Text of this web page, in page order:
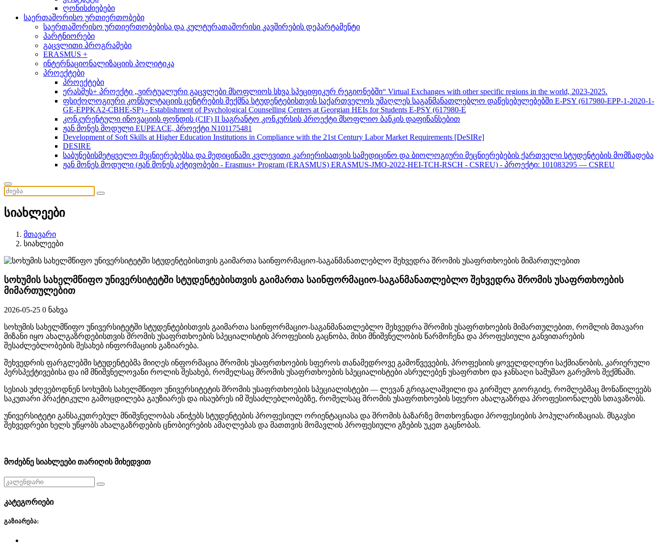
ღონისძიებები
საერთაშორისო ურთიერთობები
საერთაშორისო ურთიერთობებისა და კულტურათაშორისი კავშირების დეპარტამენტი
პარტნიორები
გაცვლითი პროგრამები
ERASMUS +
ინტერნაციონალიზაციის პოლიტიკა
პროექტები
პროექტები
ერასმუს+ პროექტი „ვირტუალური გაცვლები მსოფლიოს სხვა სპეციფიკურ რეგიონებში“ Virtual Exchanges with other specific regions in the world, 2023-2025.
ფსიქოლოგიური კონსულტაციის ცენტრების შექმნა სტუდენტებისთვის საქართველოს უმაღლეს საგანმანათლებლო დაწესებულებებში E-PSY (617980-EPP-1-2020-1-
GE-EPPKA2-CBHE-SP) - Establishment of Psychological Counselling Centers at Georgian HEIs for Students E-PSY (617980-E
კონკურენტული ინოვაციის ფონდის (CIF) II საგრანტო კონკურსის პროექტი მსოფლიო ბანკის დაფინანსებით
ჟან მონეს მოდული EUPEACE, პროექტი N101175481
Development of Soft Skills at Higher Education Institutions in Compliance with the 21st Century Labor Market Requirements [DeSIRe]
DESIRE
საბუნებისმეტყველო მეცნიერებებსა და მედიცინაში კვლევითი კარიერისათვის სამედიცინო და ბიოლოგიური მეცნიერებების ქართველი სტუდენტების მომზადება
ჟან მონეს მოდული (ჟან მონეს აქტივობები - Erasmus+ Program (ERASMUS) ERASMUS-JMO-2022-HEI-TCH-RSCH - CSREU) - პროექტი: 101083295 — CSREU
სიახლეები
მთავარი
სიახლეები
სოხუმის სახელმწიფო უნივერსიტეტში სტუდენტებისთვის გაიმართა საინფორმაციო-საგანმანათლებლო შეხვედრა შრომის უსაფრთხოების
მიმართულებით
2026-05-25 0 ნახვა
სოხუმის სახელმწიფო უნივერსიტეტში სტუდენტებისთვის გაიმართა საინფორმაციო-საგანმანათლებლო შეხვედრა შრომის უსაფრთხოების მიმართულებით, რომლის მთავარი
მიზანი იყო ახალგაზრდებისთვის შრომის უსაფრთხოების სპეციალისტის პროფესიის გაცნობა, მისი მნიშვნელობის წარმოჩენა და პროფესიული განვითარების
შესაძლებლობების შესახებ ინფორმაციის გაზიარება.
შეხვედრის ფარგლებში სტუდენტებმა მიიღეს ინფორმაცია შრომის უსაფრთხოების სფეროს თანამედროვე გამოწვევების, პროფესიის ყოველდღიური საქმიანობის, კარიერული
პერსპექტივებისა და იმ მნიშვნელოვანი როლის შესახებ, რომელსაც შრომის უსაფრთხოების სპეციალისტები ასრულებენ უსაფრთხო და ჯანსაღი სამუშაო გარემოს შექმნაში.
სესიას უძღვებოდნენ სოხუმის სახელმწიფო უნივერსიტეტის შრომის უსაფრთხოების სპეციალისტები — ლევან გრიგალაშვილი და გირშელ გიორგიძე, რომლებმაც მონაწილეებს
საკუთარი პრაქტიკული გამოცდილება გაუზიარეს და ისაუბრეს იმ შესაძლებლობებზე, რომელსაც შრომის უსაფრთხოების სფერო ახალგაზრდა პროფესიონალებს სთავაზობს.
უნივერსიტეტი განსაკუთრებულ მნიშვნელობას ანიჭებს სტუდენტების პროფესიულ ორიენტაციასა და შრომის ბაზარზე მოთხოვნადი პროფესიების პოპულარიზაციას. მსგავსი
შეხვედრები ხელს უწყობს ახალგაზრდების ცნობიერების ამაღლებას და მათთვის მომავლის პროფესიული გზების უკეთ გაცნობას.
მოძებნე სიახლეები თარიღის მიხედვით
კატეგორიები
გაზიარება: